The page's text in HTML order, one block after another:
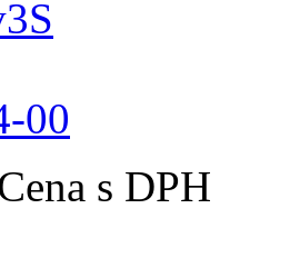
00
s DPH